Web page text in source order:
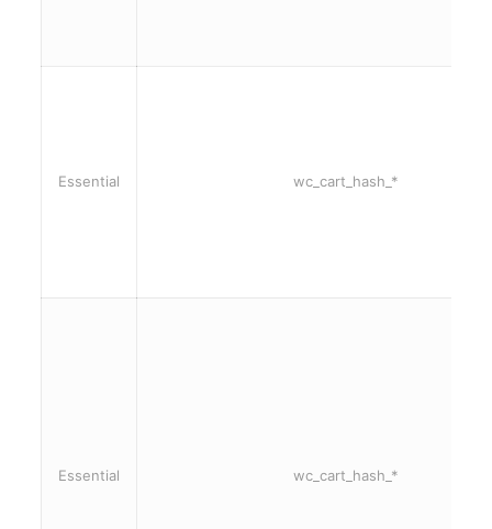
Essential wc_cart_hash_*
Essential wc_cart_hash_*